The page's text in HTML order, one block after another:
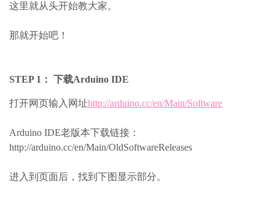
这里就从头开始教大家。
那就开始吧！
STEP 1： 下载Arduino IDE
打开网页输入网址http://arduino.cc/en/Main/Software
Arduino IDE老版本下载链接：
http://arduino.cc/en/Main/OldSoftwareReleases
进入到页面后，找到下图显示部分。